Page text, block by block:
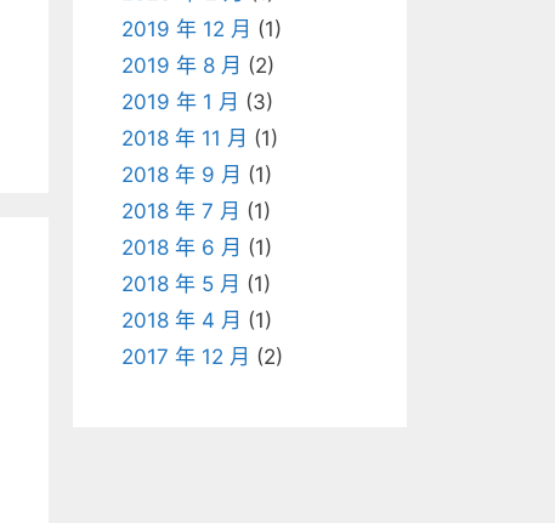
2019 年 12 月 (1)
2019 年 8 月 (2)
2019 年 1 月 (3)
2018 年 11 月 (1)
2018 年 9 月 (1)
2018 年 7 月 (1)
2018 年 6 月 (1)
2018 年 5 月 (1)
2018 年 4 月 (1)
2017 年 12 月 (2)